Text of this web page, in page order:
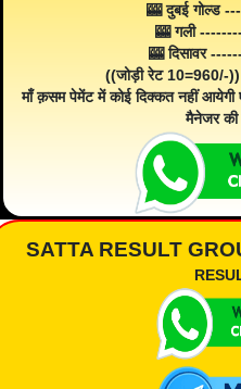
🎰 दुबई गोल्ड
🎰 गली
🎰 दिसावर
((जोड़ी रेट 10=960/-
माँ क़सम पेमेंट में कोई दिक्कत नहीं आयेगी
मैनेजर की
SATTA RESULT